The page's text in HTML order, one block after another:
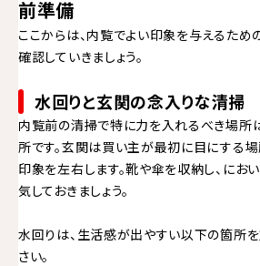
前準備
ここからは、内覧でよい印象を与えるため
確認していきましょう。
水回りと玄関の念入りな清掃
内覧前の清掃で特に力を入れるべき場所
所です。玄関は買い主が最初に目にする
印象を左右します。靴や傘を収納し、にお
気しておきましょう。
水回りは、生活感が出やすい以下の箇所
さい。